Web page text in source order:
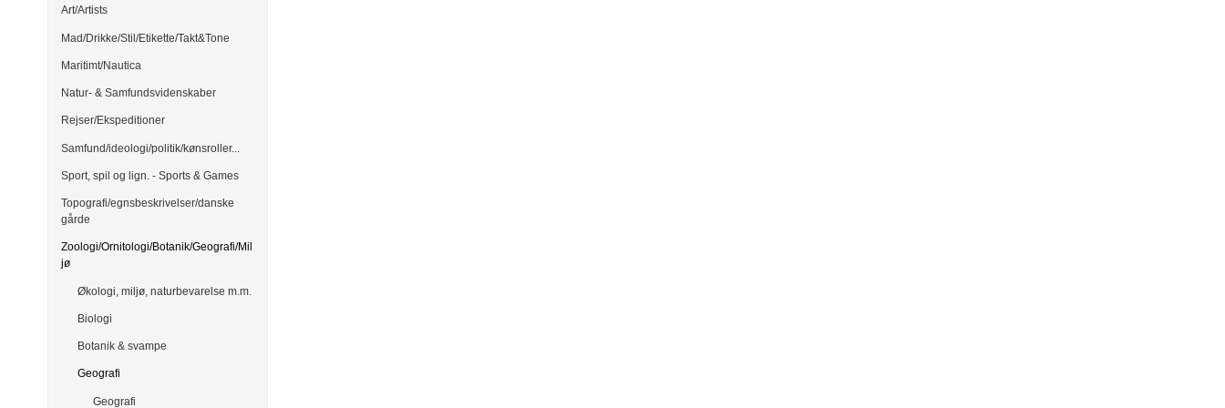
Art/Artists
Mad/Drikke/Stil/Etikette/Takt&Tone
Maritimt/Nautica
Natur- & Samfundsvidenskaber
Rejser/Ekspeditioner
Samfund/ideologi/politik/kønsroller...
Sport, spil og lign. - Sports & Games
Topografi/egnsbeskrivelser/danske
gårde
Zoologi/Ornitologi/Botanik/Geografi/Mil
jø
Økologi, miljø, naturbevarelse m.m.
Biologi
Botanik & svampe
Geografi
Geografi